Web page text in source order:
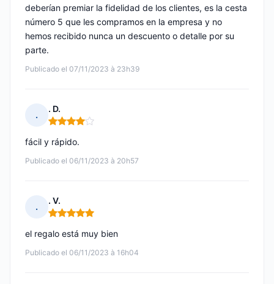
Publicado el 07/11/2023 à 23h39
deberían premiar la fidelidad de los clientes, es la cesta
número 5 que les compramos en la empresa y no
hemos recibido nunca un descuento o detalle por su
parte.
.
. D.
Nota: 4 de 5
Publicado el 06/11/2023 à 20h57
fácil y rápido.
.
. V.
Nota: 5 de 5
Publicado el 06/11/2023 à 16h04
el regalo está muy bien